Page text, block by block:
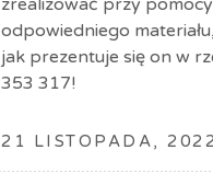
odpowiedniego
jak prezentuje się on w
353 317!
21 LISTOPADA, 2022